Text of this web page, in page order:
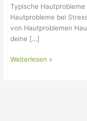
Typische
Hautprobleme bei
von Hautproblemen
deine […]
Weiterlesen »